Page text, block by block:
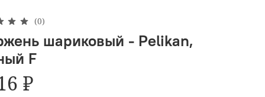
(0)
шариковый - Pelikan,
F
₽